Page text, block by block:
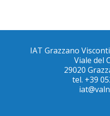
IAT Grazzano
Viale del
29020
tel. +39